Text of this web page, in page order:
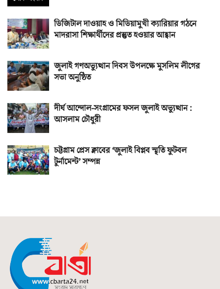
ডিজিটাল দাওয়াহ ও মিডিয়ামুখী ক্যারিয়ার গঠনে
মাদরাসা শিক্ষার্থীদের প্রস্তুত হওয়ার আহ্বান
জুলাই গণঅভ্যুত্থান দিবস উপলক্ষে মুসলিম লীগের
সভা অনুষ্ঠিত
দীর্ঘ আন্দোল-সংগ্রামের ফসল জুলাই অভ্যুত্থান :
আসলাম চৌধুরী
চট্টগ্রাম প্রেস ক্লাবের ‘জুলাই বিপ্লব স্মৃতি ফুটবল
টুর্নামেন্ট’ সম্পন্ন